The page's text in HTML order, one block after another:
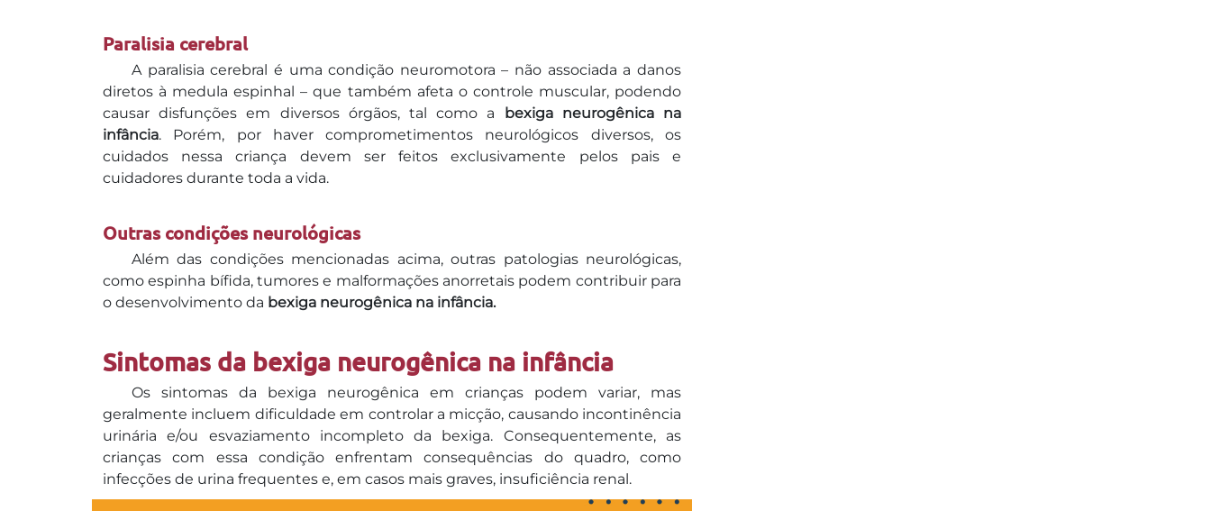
Paralisia cerebral
A paralisia cerebral é uma condição neuromotora – não associada a danos
diretos à medula espinhal – que também afeta o controle muscular, podendo
causar disfunções em diversos órgãos, tal como a bexiga neurogênica na
infância. Porém, por haver comprometimentos neurológicos diversos, os
cuidados nessa criança devem ser feitos exclusivamente pelos pais e
cuidadores durante toda a vida.
Outras condições neurológicas
Além das condições mencionadas acima, outras patologias neurológicas,
como espinha bífida, tumores e malformações anorretais podem contribuir para
o desenvolvimento da bexiga neurogênica na infância.
Sintomas da bexiga neurogênica na infância
Os sintomas da bexiga neurogênica em crianças podem variar, mas
geralmente incluem dificuldade em controlar a micção, causando incontinência
urinária e/ou esvaziamento incompleto da bexiga. Consequentemente, as
crianças com essa condição enfrentam consequências do quadro, como
infecções de urina frequentes e, em casos mais graves, insuficiência renal.